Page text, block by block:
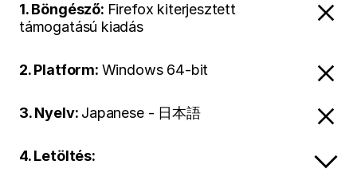
1. Böngésző: Firefox kiterjesztett
támogatású kiadás
2. Platform: Windows 64-bit
3. Nyelv: Japanese - 日本語
4. Letöltés: